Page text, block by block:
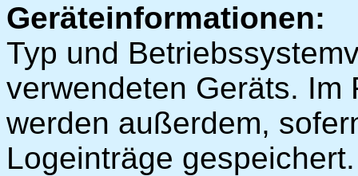
Geräteinformationen:
Typ und
verwendeten Geräts. Im
werden außerdem,
Logeinträge gespeichert.